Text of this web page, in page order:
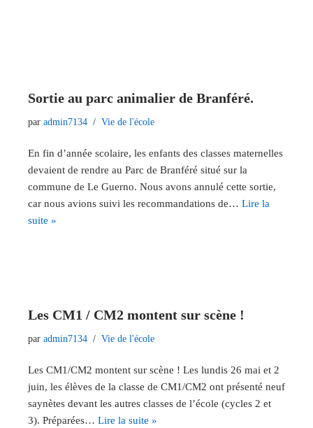
Sortie au parc animalier de Branféré.
par admin7134 Vie de l'école
En fin d’année scolaire, les enfants des classes maternelles
devaient de rendre au Parc de Branféré situé sur la
commune de Le Guerno. Nous avons annulé cette sortie,
car nous avions suivi les recommandations de… Lire la
suite »
Les CM1 / CM2 montent sur scène !
par admin7134 Vie de l'école
Les CM1/CM2 montent sur scène ! Les lundis 26 mai et 2
juin, les élèves de la classe de CM1/CM2 ont présenté neuf
saynètes devant les autres classes de l’école (cycles 2 et
3). Préparées… Lire la suite »